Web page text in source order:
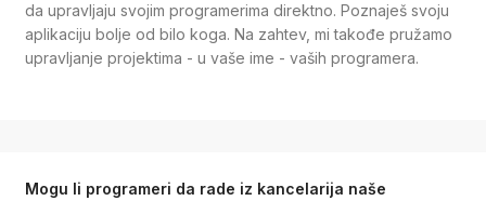
da upravljaju svojim programerima direktno. Poznaješ svoju
aplikaciju bolje od bilo koga. Na zahtev, mi takođe pružamo
upravljanje projektima - u vaše ime - vaših programera.
Mogu li programeri da rade iz kancelarija naše